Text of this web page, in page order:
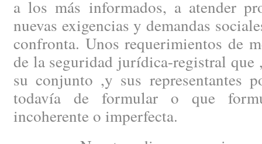
a los más informados, a atender
nuevas exigencias y demandas
confronta. Unos requerimientos de
de la seguridad jurídica-registral que
su conjunto ,y sus representantes
todavía de formular o que
incoherente o imperfecta.